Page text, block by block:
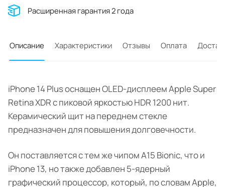
Расширенная гарантия 2 года
Описание Характеристики Отзывы Оплата
iPhone 14 Plus оснащен OLED-дисплеем Apple Super
Retina XDR с пиковой яркостью HDR 1200 нит.
Керамический щит на переднем стекле
предназначен для повышения долговечности.
Он поставляется с тем же чипом A15 Bionic, что и
iPhone 13, но также добавлен 5-ядерный
графический процессор, который, по словам Apple,